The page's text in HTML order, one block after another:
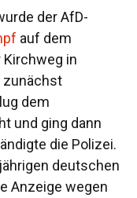
der AfD-
auf dem
Kirchweg in
zunächst
dem
und ging dann
die Polizei.
deutschen
Anzeige wegen